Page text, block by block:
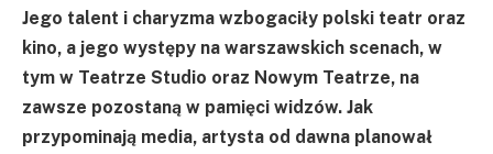
Jego talent i charyzma wzbogaciły polski teatr oraz
kino, a jego występy na warszawskich scenach, w
tym w Teatrze Studio oraz Nowym Teatrze, na
zawsze pozostaną w pamięci widzów. Jak
przypominają media, artysta od dawna planował